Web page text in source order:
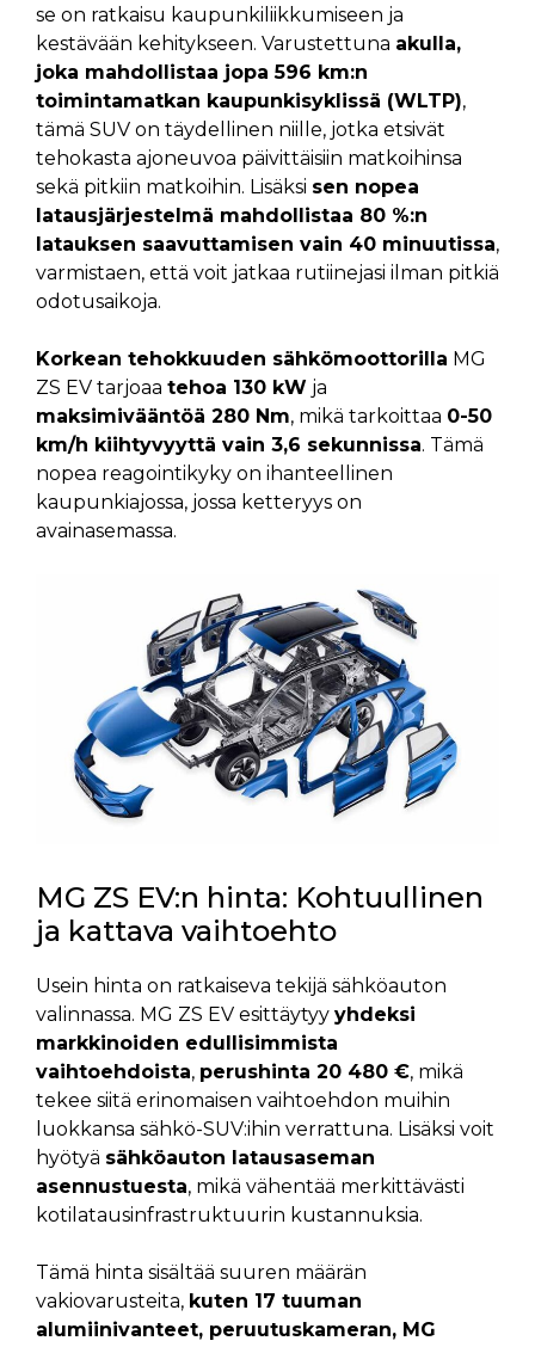
se on ratkaisu kaupunkiliikkumiseen ja
kestävään kehitykseen. Varustettuna akulla,
joka mahdollistaa jopa 596 km:n
toimintamatkan kaupunkisyklissä (WLTP),
tämä SUV on täydellinen niille, jotka etsivät
tehokasta ajoneuvoa päivittäisiin matkoihinsa
sekä pitkiin matkoihin. Lisäksi sen nopea
latausjärjestelmä mahdollistaa 80 %:n
latauksen saavuttamisen vain 40 minuutissa,
varmistaen, että voit jatkaa rutiinejasi ilman pitkiä
odotusaikoja.
Korkean tehokkuuden sähkömoottorilla MG
ZS EV tarjoaa tehoa 130 kW ja
maksimivääntöä 280 Nm, mikä tarkoittaa 0-50
km/h kiihtyvyyttä vain 3,6 sekunnissa. Tämä
nopea reagointikyky on ihanteellinen
kaupunkiajossa, jossa ketteryys on
avainasemassa.
MG ZS EV:n hinta: Kohtuullinen
ja kattava vaihtoehto
Usein hinta on ratkaiseva tekijä sähköauton
valinnassa. MG ZS EV esittäytyy yhdeksi
markkinoiden edullisimmista
vaihtoehdoista, perushinta 20 480 €, mikä
tekee siitä erinomaisen vaihtoehdon muihin
luokkansa sähkö-SUV:ihin verrattuna. Lisäksi voit
hyötyä sähköauton latausaseman
asennustuesta, mikä vähentää merkittävästi
kotilatausinfrastruktuurin kustannuksia.
Tämä hinta sisältää suuren määrän
vakiovarusteita, kuten 17 tuuman
alumiinivanteet, peruutuskameran, MG